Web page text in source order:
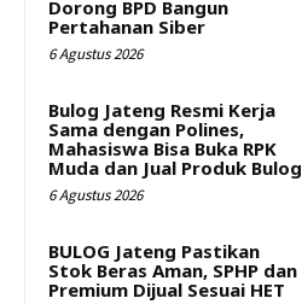
Dorong BPD Bangun
Pertahanan Siber
6 Agustus 2026
Bulog Jateng Resmi Kerja
Sama dengan Polines,
Mahasiswa Bisa Buka RPK
Muda dan Jual Produk Bulog
6 Agustus 2026
BULOG Jateng Pastikan
Stok Beras Aman, SPHP dan
Premium Dijual Sesuai HET